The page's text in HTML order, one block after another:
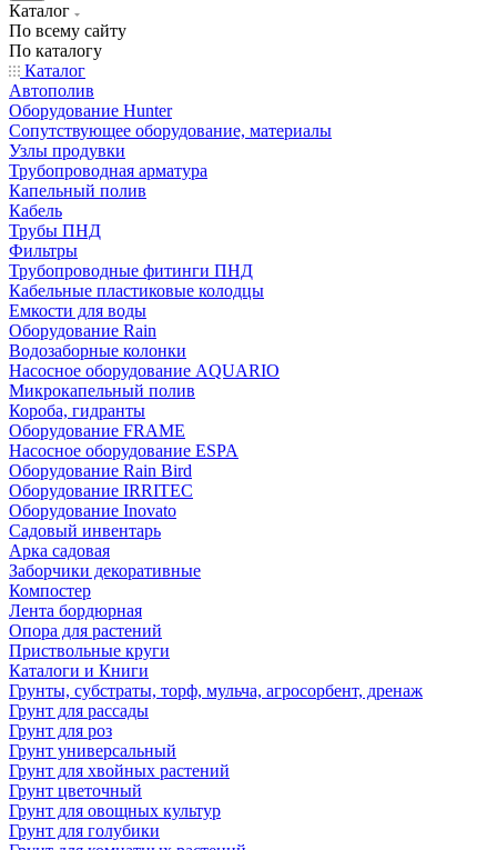
Каталог
По всему сайту
По каталогу
Каталог
Автополив
Оборудование Hunter
Сопутствующее оборудование, материалы
Узлы продувки
Трубопроводная арматура
Капельный полив
Кабель
Трубы ПНД
Фильтры
Трубопроводные фитинги ПНД
Кабельные пластиковые колодцы
Емкости для воды
Оборудование Rain
Водозаборные колонки
Насосное оборудование AQUARIO
Микрокапельный полив
Короба, гидранты
Оборудование FRAME
Насосное оборудование ESPA
Оборудование Rain Bird
Оборудование IRRITEC
Оборудование Inovato
Садовый инвентарь
Арка садовая
Заборчики декоративные
Компостер
Лента бордюрная
Опора для растений
Приствольные круги
Каталоги и Книги
Грунты, субстраты, торф, мульча, агросорбент, дренаж
Грунт для рассады
Грунт для роз
Грунт универсальный
Грунт для хвойных растений
Грунт цветочный
Грунт для овощных культур
Грунт для голубики